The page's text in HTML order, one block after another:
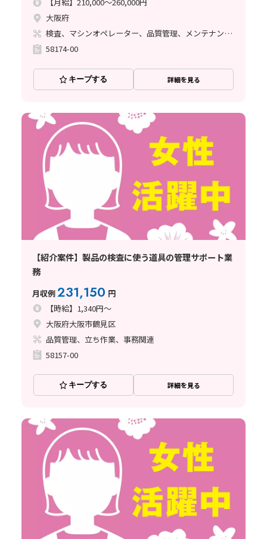
【月給】210,000～260,000円
大阪府
検査、マシンオペレーター、品質管理、メンテナンス・保全
58174-00
キープする 詳細を見る
【紹介案件】製品の検査に使う道具の管理サポート業
務
月収例231,150 円
【時給】1,340円～
大阪府大阪市鶴見区
品質管理、立ち作業、事務関連
58157-00
キープする 詳細を見る